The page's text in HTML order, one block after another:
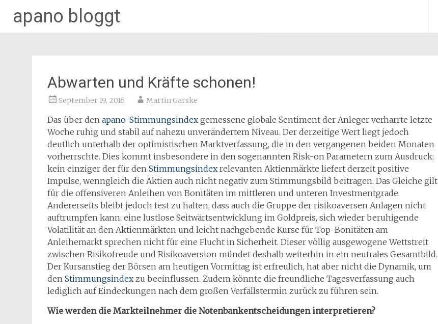
apano bloggt
Abwarten und Kräfte schonen!
September 19, 2016 Martin Garske
Das über den apano-Stimmungsindex gemessene globale Sentiment der Anleger verharrte letzte
Woche ruhig und stabil auf nahezu unverändertem Niveau. Der derzeitige Wert liegt jedoch
deutlich unterhalb der optimistischen Marktverfassung, die in den vergangenen beiden Monaten
vorherrschte. Dies kommt insbesondere in den sogenannten Risk-on Parametern zum Ausdruck:
kein einziger der für den Stimmungsindex relevanten Aktienmärkte liefert derzeit positive
Impulse, wenngleich die Aktien auch nicht negativ zum Stimmungsbild beitragen. Das Gleiche gilt
für die offensiveren Anleihen von Bonitäten im mittleren und unteren Investmentgrade.
Andererseits bleibt jedoch fest zu halten, dass auch die Gruppe der risikoaversen Anlagen nicht
auftrumpfen kann: eine lustlose Seitwärtsentwicklung im Goldpreis, sich wieder beruhigende
Volatilität an den Aktienmärkten und leicht nachgebende Kurse für Top-Bonitäten am
Anleihemarkt sprechen nicht für eine Flucht in Sicherheit. Dieser völlig ausgewogene Wettstreit
zwischen Risikofreude und Risikoaversion mündet deshalb weiterhin in ein neutrales Gesamtbild.
Der Kursanstieg der Börsen am heutigen Vormittag ist erfreulich, hat aber nicht die Dynamik, um
den Stimmungsindex zu beeinflussen. Zudem könnte die freundliche Tagesverfassung auch
lediglich auf Eindeckungen nach dem großen Verfallstermin zurück zu führen sein.
Wie werden die Markteilnehmer die Notenbankentscheidungen interpretieren?